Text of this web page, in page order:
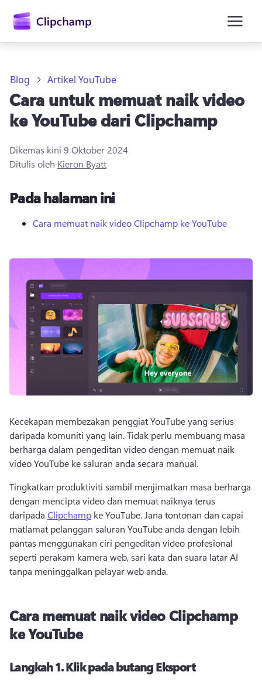
utama
Cuba secara percuma
Blog Artikel YouTube
Cara untuk memuat naik video
ke YouTube dari Clipchamp
Dikemas kini 9 Oktober 2024
Ditulis oleh Kieron Byatt
Pada halaman ini
Cara memuat naik video Clipchamp ke YouTube
Kecekapan membezakan penggiat YouTube yang serius
daripada komuniti yang lain. Tidak perlu membuang masa
berharga dalam pengeditan video dengan memuat naik
video YouTube ke saluran anda secara manual.
Tingkatkan produktiviti sambil menjimatkan masa berharga
dengan mencipta video dan memuat naiknya terus
daripada Clipchamp ke YouTube. Jana tontonan dan capai
matlamat pelanggan saluran YouTube anda dengan lebih
pantas menggunakan ciri pengeditan video profesional
seperti perakam kamera web, sari kata dan suara latar AI
tanpa meninggalkan pelayar web anda.
Cara memuat naik video Clipchamp
ke YouTube
Langkah 1.Klik pada butang Eksport